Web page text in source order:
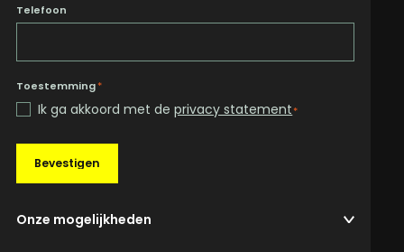
Telefoon
Toestemming*
Ik ga akkoord met deprivacy statement*
Bevestigen
Onze mogelijkheden